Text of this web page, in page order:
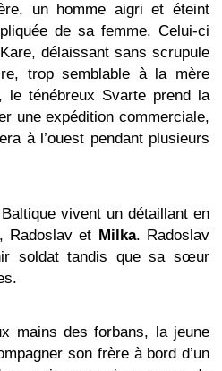
un homme aigri et éteint
de sa femme. Celui-ci
délaissant sans scrupule
trop semblable à la mère
le ténébreux Svarte prend la
une expédition commerciale,
à l’ouest pendant plusieurs
vivent un détaillant en
Radoslav et Milka. Radoslav
soldat tandis que sa sœur
mains des forbans, la jeune
son frère à bord d’un